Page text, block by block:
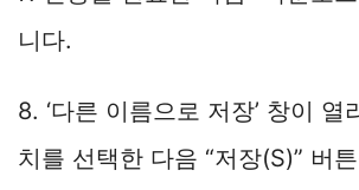
니다.
8. ‘다른 이름으로 저장’ 창이 열
치를 선택한 다음 “저장(S)” 버